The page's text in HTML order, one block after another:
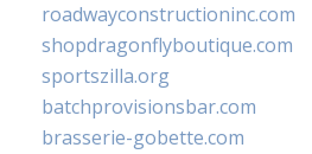
roadwayconstructioninc.com
shopdragonflyboutique.com
sportszilla.org
batchprovisionsbar.com
brasserie-gobette.com